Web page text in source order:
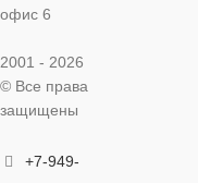
офис 6
2001 - 2026
© Все права
защищены
+7-949-